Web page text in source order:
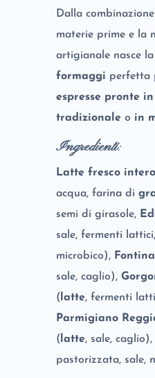
Dalla
materie prime e la
artigianale nasce
formaggi perfetta
espresse pronte
tradizionaleo in
Ingredienti:
Latte fresco
acqua, farina di
semi di girasole,
sale, fermenti
microbico),
sale, caglio),
( latte, fermenti
Parmigiano
( latte, sale,
pastorizzata, sale,